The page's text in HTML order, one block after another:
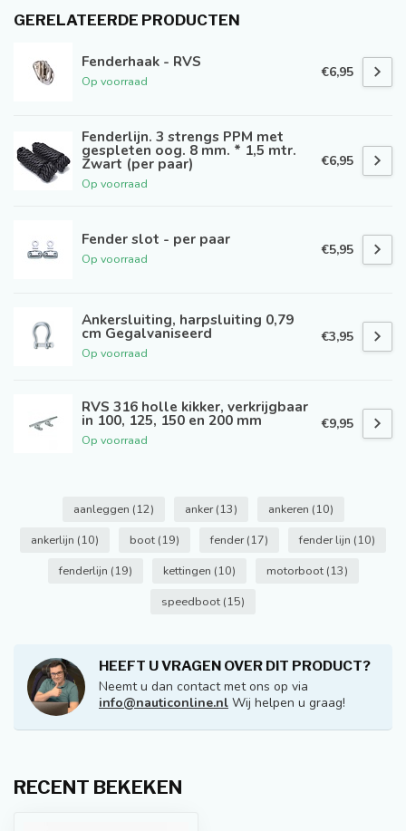
GERELATEERDE PRODUCTEN
Fenderhaak - RVS
Op voorraad
€6,95
Fenderlijn. 3 strengs PPM met
gespleten oog. 8 mm. * 1,5 mtr.
Zwart (per paar)
Op voorraad
€6,95
Fender slot - per paar
Op voorraad
€5,95
Ankersluiting, harpsluiting 0,79
cm Gegalvaniseerd
Op voorraad
€3,95
RVS 316 holle kikker, verkrijgbaar
in 100, 125, 150 en 200 mm
Op voorraad
€9,95
aanleggen (12) anker(13) ankeren (10)
ankerlijn (10) boot (19) fender(17) fender lijn (10)
fenderlijn (19) kettingen (10) motorboot (13)
speedboot (15)
HEEFT U VRAGEN OVER DIT PRODUCT?
Neemt u dan contact met ons op via
info@nauticonline.nl Wij helpen u graag!
RECENT BEKEKEN